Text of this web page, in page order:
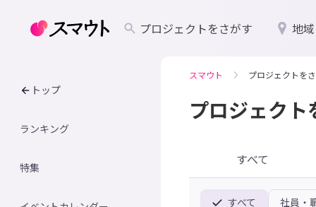
プロジェクトをさがす 地
トップ
ランキング
特集
スマウト プロジェクトを
プロジェク
すべて
すべて 社員・